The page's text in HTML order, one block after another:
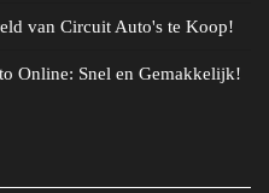
van Circuit Auto's te Koop!
Online: Snel en Gemakkelijk!